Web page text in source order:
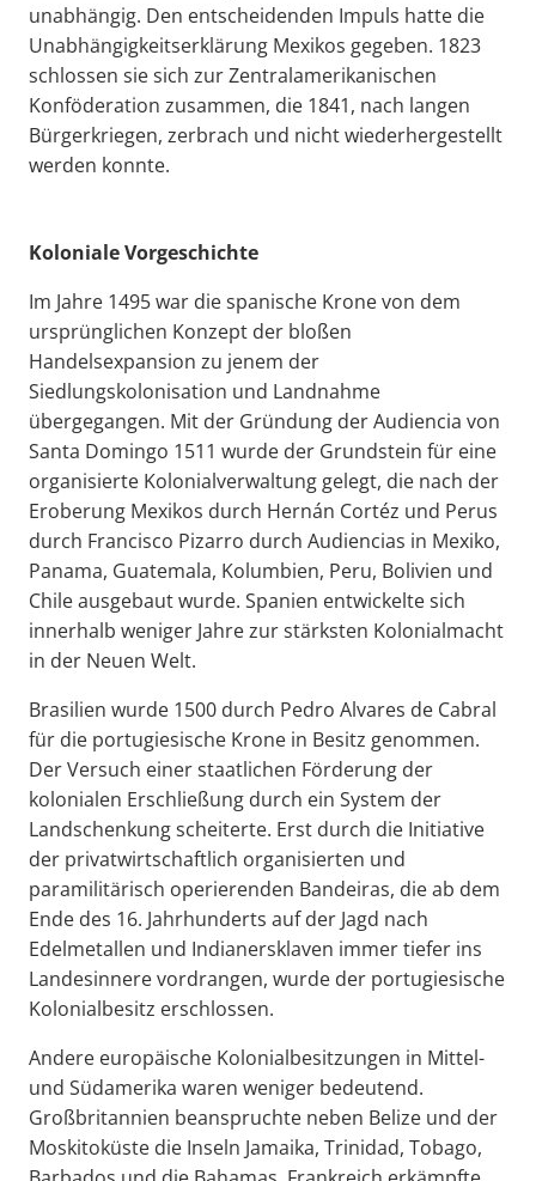
unabhängig. Den entscheidenden Impuls hatte die
Unabhängigkeitserklärung Mexikos gegeben. 1823
schlossen sie sich zur Zentralamerikanischen
Konföderation zusammen, die 1841, nach langen
Bürgerkriegen, zerbrach und nicht wiederhergestellt
werden konnte.
Koloniale Vorgeschichte
Im Jahre 1495 war die spanische Krone von dem
ursprünglichen Konzept der bloßen
Handelsexpansion zu jenem der
Siedlungskolonisation und Landnahme
übergegangen. Mit der Gründung der Audiencia von
Santa Domingo 1511 wurde der Grundstein für eine
organisierte Kolonialverwaltung gelegt, die nach der
Eroberung Mexikos durch Hernán Cortéz und Perus
durch Francisco Pizarro durch Audiencias in Mexiko,
Panama, Guatemala, Kolumbien, Peru, Bolivien und
Chile ausgebaut wurde. Spanien entwickelte sich
innerhalb weniger Jahre zur stärksten Kolonialmacht
in der Neuen Welt.
Brasilien wurde 1500 durch Pedro Alvares de Cabral
für die portugiesische Krone in Besitz genommen.
Der Versuch einer staatlichen Förderung der
kolonialen Erschließung durch ein System der
Landschenkung scheiterte. Erst durch die Initiative
der privatwirtschaftlich organisierten und
paramilitärisch operierenden Bandeiras, die ab dem
Ende des 16. Jahrhunderts auf der Jagd nach
Edelmetallen und Indianersklaven immer tiefer ins
Landesinnere vordrangen, wurde der portugiesische
Kolonialbesitz erschlossen.
Andere europäische Kolonialbesitzungen in Mittel-
und Südamerika waren weniger bedeutend.
Großbritannien beanspruchte neben Belize und der
Moskitoküste die Inseln Jamaika, Trinidad, Tobago,